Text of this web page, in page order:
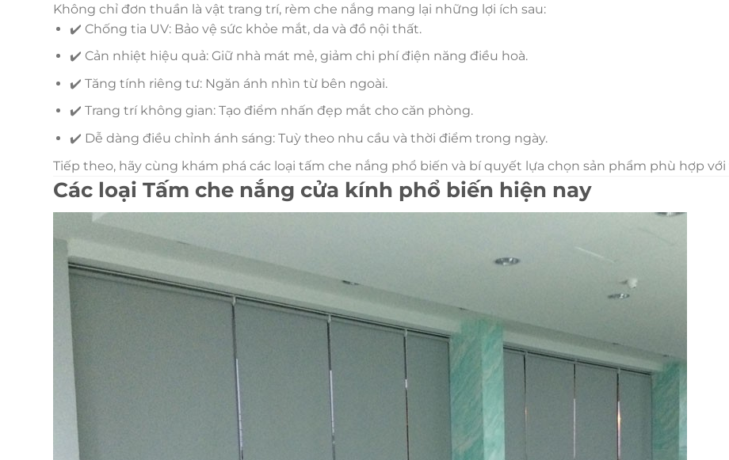
Không chỉ đơn thuần là vật trang trí, rèm che nắng mang lại những lợi ích sau:
✔️ Chống tia UV: Bảo vệ sức khỏe mắt, da và đồ nội thất.
✔️ Cản nhiệt hiệu quả: Giữ nhà mát mẻ, giảm chi phí điện năng điều hoà.
✔️ Tăng tính riêng tư: Ngăn ánh nhìn từ bên ngoài.
✔️ Trang trí không gian: Tạo điểm nhấn đẹp mắt cho căn phòng.
✔️ Dễ dàng điều chỉnh ánh sáng: Tuỳ theo nhu cầu và thời điểm trong ngày.
Tiếp theo, hãy cùng khám phá các loại tấm che nắng phổ biến và bí quyết lựa chọn sản phẩm phù hợp
Các loại Tấm che nắng cửa kính phổ biến hiện nay